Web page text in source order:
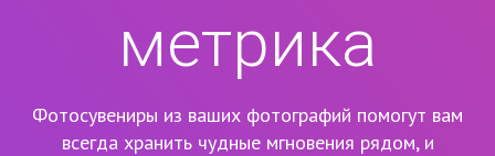
метрика
Фотосувениры из ваших фотографий помогут вам
всегда хранить чудные мгновения рядом, и